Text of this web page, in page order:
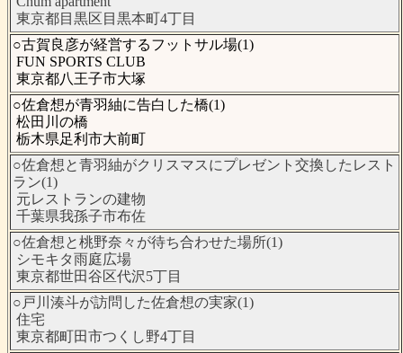
東京都目黒区目黒本町4丁目
○古賀良彦が経営するフットサル場(1)
FUN SPORTS CLUB
東京都八王子市大塚
○佐倉想が青羽紬に告白した橋(1)
松田川の橋
栃木県足利市大前町
○佐倉想と青羽紬がクリスマスにプレゼント交換したレスト
ラン(1)
元レストランの建物
千葉県我孫子市布佐
○佐倉想と桃野奈々が待ち合わせた場所(1)
シモキタ雨庭広場
東京都世田谷区代沢5丁目
○戸川湊斗が訪問した佐倉想の実家(1)
住宅
東京都町田市つくし野4丁目